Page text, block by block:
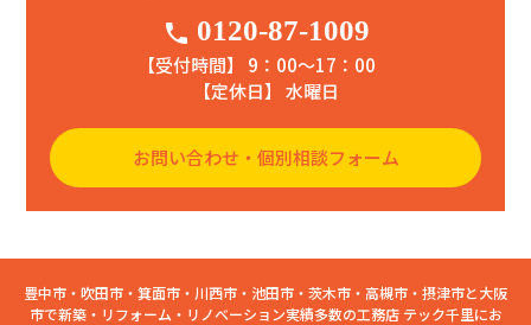
phone 0120-87-1009
【受付時間】 9：00〜17：00
【定休日】 水曜日
お問い合わせ・個別相談フォーム
豊中市・吹田市・箕面市・川西市・池田市・茨木市・高槻市・摂津市と大阪
市で新築・リフォーム・リノベーション実績多数の工務店 テック千里にお